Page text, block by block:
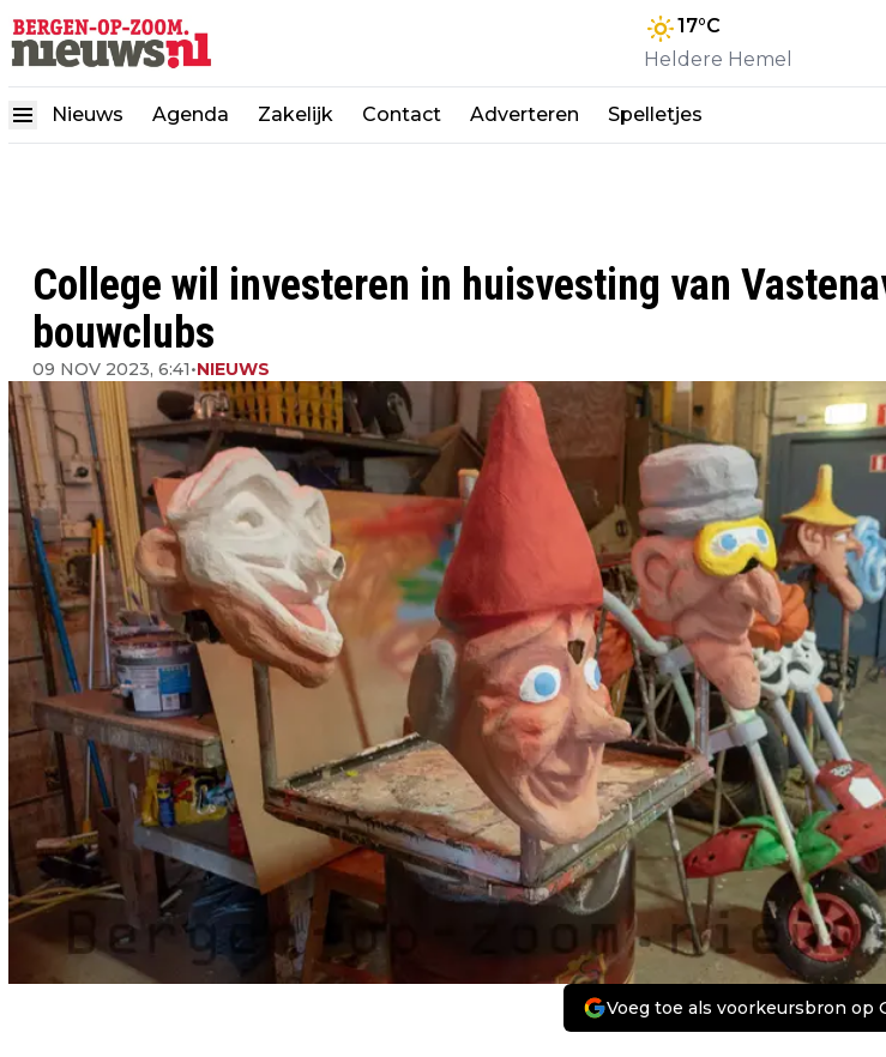
17°C
Heldere Hemel
Nieuws Agenda Zakelijk Contact Adverteren Spelletjes
College wil investeren in huisvesting van
bouwclubs
09 NOV 2023, 6:41•NIEUWS
Voeg toe als voorkeursbron op